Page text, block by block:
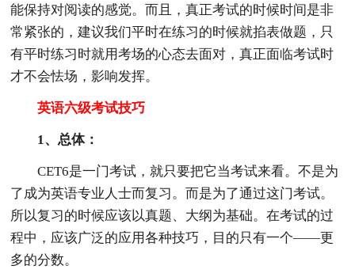
能保持对阅读的感觉。而且，真正考试的时候时间是非
常紧张的，建议我们平时在练习的时候就掐表做题，只
有平时练习时就用考场的心态去面对，真正面临考试时
才不会怯场，影响发挥。
英语六级考试技巧
1、总体：
CET6是一门考试，就只要把它当考试来看。不是为
了成为英语专业人士而复习。而是为了通过这门考试。
所以复习的时候应该以真题、大纲为基础。在考试的过
程中，应该广泛的应用各种技巧，目的只有一个——更
多的分数。